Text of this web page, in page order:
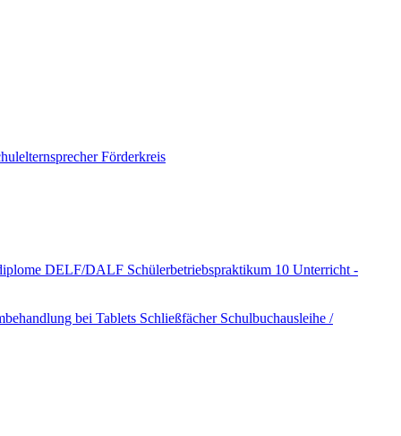
Förderkreis
DELF/DALF Schülerbetriebspraktikum 10 Unterricht -
bei Tablets Schließfächer Schulbuchausleihe /